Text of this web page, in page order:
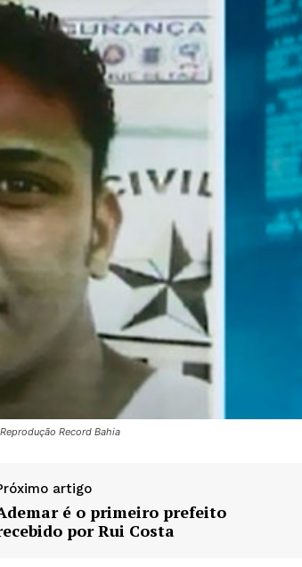
Record Bahia
artigo
é o primeiro prefeito
por Rui Costa